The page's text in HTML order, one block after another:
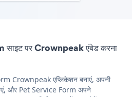
पर Crownpeak एंबेड करना
Crownpeak एप्लिकेशन बनाएं, अपनी
और Pet Service Form अपने